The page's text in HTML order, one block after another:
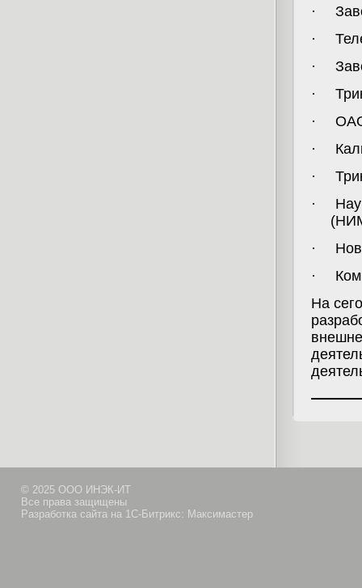
·
·
·
·
·
·
·
·
·
·
На
© 2025 ООО ИНЭК-ИТ
Все права защищены
Разработка сайта на 1С-Битрикс: Максимастер